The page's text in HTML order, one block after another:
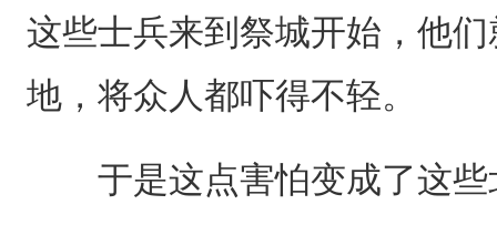
这些士兵来到祭城开始，他
地，将众人都吓得不轻。
于是这点害怕变成了这些